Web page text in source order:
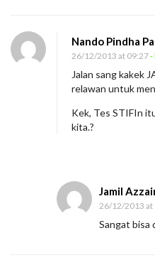
Nando Pindha
26/12/2013 at 09:27-
Jalan sang kakek
relawan untuk
Kek, Tes STIFIn
kita.?
Jamil
26/12/2013 at
Sangat bisa